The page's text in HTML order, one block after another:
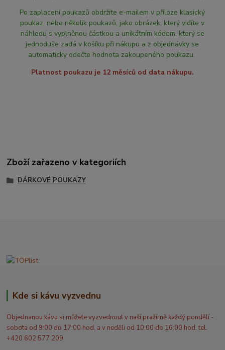
Po zaplacení poukazů obdržíte e-mailem v příloze klasický
poukaz, nebo několik poukazů, jako obrázek, který vidíte v
náhledu s vyplněnou částkou a unikátním kódem, který se
jednoduše zadá v košíku při nákupu a z objednávky se
automaticky odečte hodnota zakoupeného poukazu.
Platnost poukazu je 12 měsíců od data nákupu.
Zboží zařazeno v kategoriích
DÁRKOVÉ POUKAZY
Kde si kávu vyzvednu
Objednanou kávu si můžete vyzvednout v naší pražírně každý pondělí -
sobota od 9:00 do 17:00 hod. a v neděli od 10:00 do 16:00 hod. tel.
+420 602 577 209